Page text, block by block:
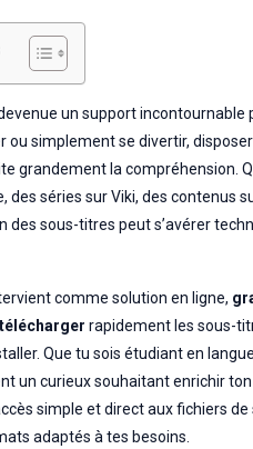
un support incontournable
ou simplement se divertir,
grandement la compréhension.
des séries sur Viki, des contenus
des sous-titres peut s’avérer
comme solution en ligne,
télécharger rapidement les sous-
Que tu sois étudiant en
un curieux souhaitant enrichir
simple et direct aux fichiers de
adaptés à tes besoins.